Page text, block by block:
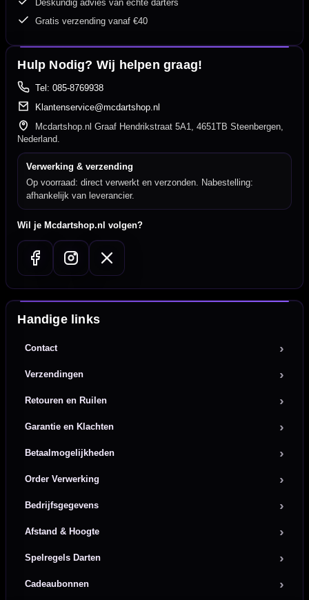
Deskundig advies van echte darters
Gratis verzending vanaf €40
Hulp Nodig? Wij helpen graag!
Tel: 085-8769938
Klantenservice@mcdartshop.nl
Mcdartshop.nl Graaf Hendrikstraat 5A1, 4651TB Steenbergen,
Nederland.
Verwerking & verzending
Op voorraad: direct verwerkt en verzonden. Nabestelling:
afhankelijk van leverancier.
Wil je Mcdartshop.nl volgen?
Handige links
Contact
Verzendingen
Retouren en Ruilen
Garantie en Klachten
Betaalmogelijkheden
Order Verwerking
Bedrijfsgegevens
Afstand & Hoogte
Spelregels Darten
Cadeaubonnen